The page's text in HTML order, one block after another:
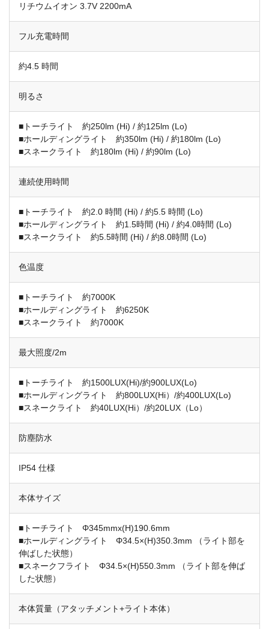
リチウムイオン 3.7V 2200mA
フル充電時間
約4.5 時間
明るさ
■トーチライト 約250lm (Hi) / 約125lm (Lo)
■ホールディングライト 約350lm (Hi) / 約180lm (Lo)
■スネークライト 約180lm (Hi) / 約90lm (Lo)
連続使用時間
■トーチライト 約2.0 時間 (Hi) / 約5.5 時間 (Lo)
■ホールディングライト 約1.5時間 (Hi) / 約4.0時間 (Lo)
■スネークライト 約5.5時間 (Hi) / 約8.0時間 (Lo)
色温度
■トーチライト 約7000K
■ホールディングライト 約6250K
■スネークライト 約7000K
最大照度/2m
■トーチライト 約1500LUX(Hi)/約900LUX(Lo)
■ホールディングライト 約800LUX(Hi）/約400LUX(Lo)
■スネークライト 約40LUX(Hi）/約20LUX（Lo）
防塵防水
IP54 仕様
本体サイズ
■トーチライト Φ345mmx(H)190.6mm
■ホールディングライト Φ34.5×(H)350.3mm （ライト部を
伸ばした状態）
■スネークフライト Φ34.5×(H)550.3mm （ライト部を伸ば
した状態）
本体質量（アタッチメント+ライト本体）